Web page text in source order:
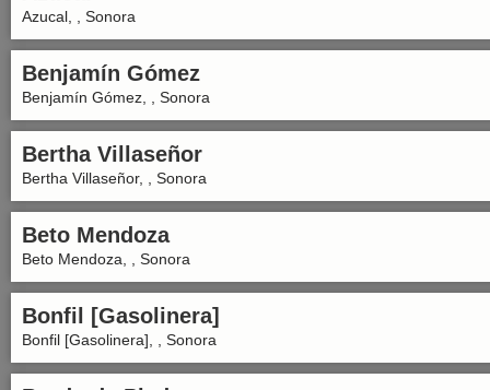
Azucal, , Sonora
Benjamín Gómez
Benjamín Gómez, , Sonora
Bertha Villaseñor
Bertha Villaseñor, , Sonora
Beto Mendoza
Beto Mendoza, , Sonora
Bonfil [Gasolinera]
Bonfil [Gasolinera], , Sonora